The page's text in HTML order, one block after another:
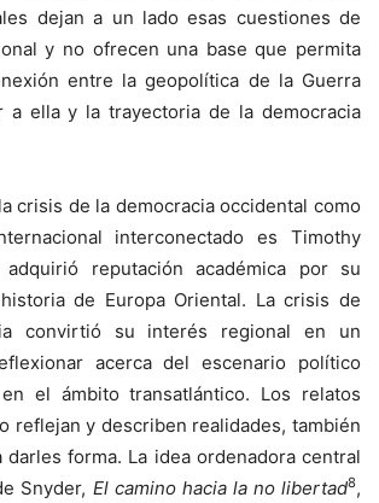
dejan a un lado esas cuestiones de
y no ofrecen una base que permita
entre la geopolítica de la Guerra
a ella y la trayectoria de la democracia
crisis de la democracia occidental como
interconectado es Timothy
adquirió reputación académica por su
de Europa Oriental. La crisis de
convirtió su interés regional en un
acerca del escenario político
el ámbito transatlántico. Los relatos
reflejan y describen realidades, también
darles forma. La idea ordenadora central
Snyder, El camino hacia la no libertad8,